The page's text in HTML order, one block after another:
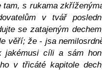
tam, s rukama
v tvář
se zatajeným
věří; že - jsa
cíli a sám
v třicáté kapitole